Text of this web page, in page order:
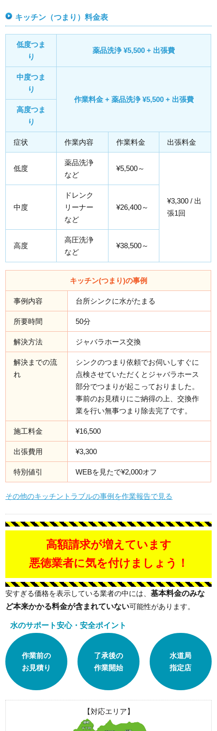
キッチン（つまり）料金表
低度つま
り
薬品洗浄 ¥5,500 + 出張費
中度つま
り
作業料金 + 薬品洗浄 ¥5,500 + 出張費
高度つま
り
症状 作業内容 作業料金 出張料金
低度
薬品洗浄
など
¥5,500～
¥3,300 / 出
張1回
中度
ドレンク
リーナー
など
¥26,400～
高度
高圧洗浄
など
¥38,500～
キッチン(つまり)の事例
事例内容 台所シンクに水がたまる
所要時間 50分
解決方法 ジャバラホース交換
解決までの流
れ
シンクのつまり依頼でお伺いしすぐに
点検させていただくとジャバラホース
部分でつまりが起こっておりました。
事前のお見積りにご納得の上、交換作
業を行い無事つまり除去完了です。
施工料金 ¥16,500
出張費用 ¥3,300
特別値引 WEBを見たで¥2,000オフ
その他のキッチントラブルの事例を作業報告で見る
高額請求が増えています
悪徳業者に気を付けましょう！
安すぎる価格を表示している業者の中には、基本料金のみな
ど本来かかる料金が含まれていない可能性があります。
水のサポート安心・安全ポイント
作業前の
お見積り
了承後の
作業開始
水道局
指定店
【対応エリア】